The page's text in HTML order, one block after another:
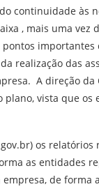
continuidade às
, mais uma vez
importantes
realização das
A direção da
vista que os
os relatórios
as entidades
de forma